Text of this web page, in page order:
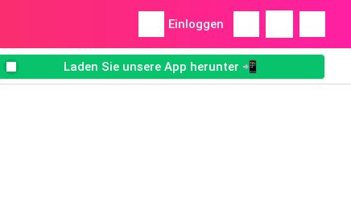
Einloggen
Laden Sie unsere App herunter 📲